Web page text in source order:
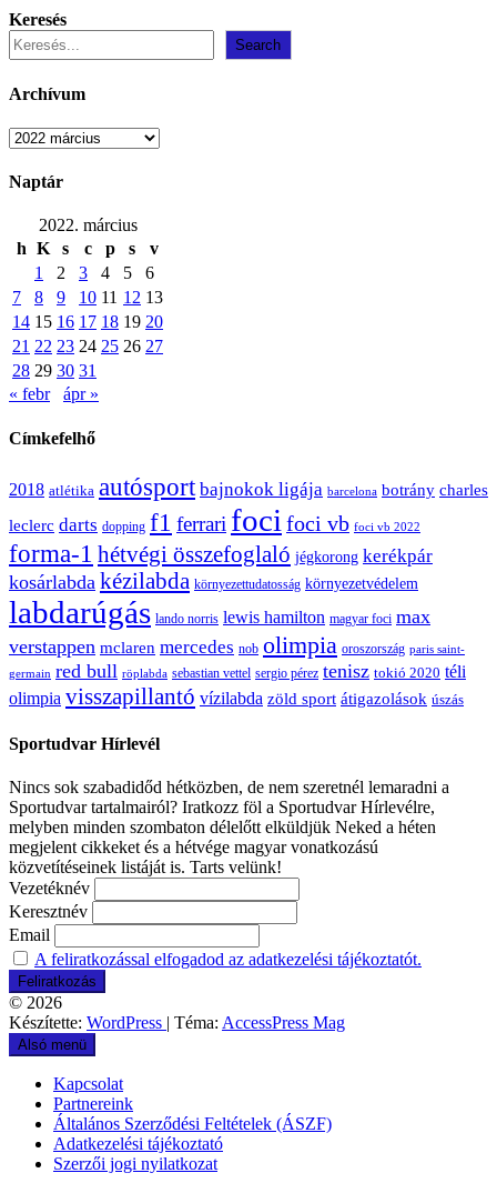
Keresés
Search
Archívum
Archívum
Naptár
2022. március
h K s c p s
v
1
2 3 4 5
6
7
8 9 10 11 12 13
14 15 16 17 18 19 20
21 22 23 24 25 26 27
28 29 30 31
« febr
ápr »
Címkefelhő
2018 atlétika autósport bajnokok ligája barcelona botrány charles
leclerc darts dopping f1 ferrari foci foci vb foci vb 2022
forma-1 hétvégi összefoglaló jégkorong kerékpár
kosárlabda kézilabda környezettudatosság környezetvédelem
labdarúgás lando norris lewis hamilton magyar foci max
verstappen mclaren mercedes nob olimpia oroszország paris saint-
germain red bull röplabda sebastian vettel sergio pérez tenisz tokió 2020 téli
olimpia visszapillantó vízilabda zöld sport átigazolások úszás
Sportudvar Hírlevél
Nincs sok szabadidőd hétközben, de nem szeretnél lemaradni a
Sportudvar tartalmairól? Iratkozz föl a Sportudvar Hírlevélre,
melyben minden szombaton délelőtt elküldjük Neked a héten
megjelent cikkeket és a hétvége magyar vonatkozású
közvetítéseinek listáját is. Tarts velünk!
Vezetéknév
Keresztnév
Email
A feliratkozással elfogadod az adatkezelési tájékoztatót.
© 2026
Készítette: WordPress | Téma: AccessPress Mag
Alsó menü
Kapcsolat
Partnereink
Általános Szerződési Feltételek (ÁSZF)
Adatkezelési tájékoztató
Szerzői jogi nyilatkozat